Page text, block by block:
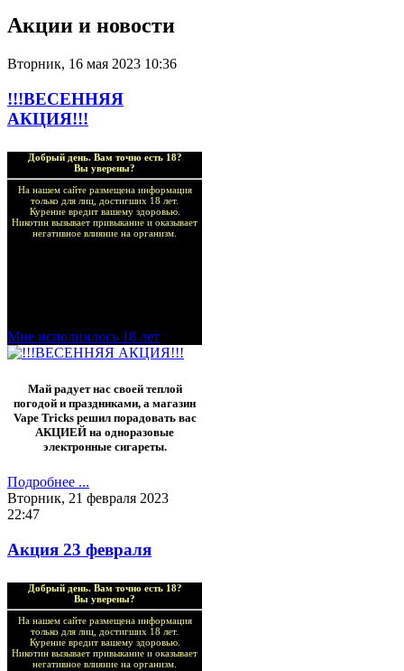
Акции и новости
Вторник, 16 мая 2023 10:36
!!!ВЕСЕННЯЯ
АКЦИЯ!!!
Добрый день. Вам точно есть 18?
Вы уверены?
На нашем сайте размещена информация
только для лиц, достигших 18 лет.
Курение вредит вашему здоровью.
Никотин вызывает привыкание и оказывает
негативное влияние на организм.
Мне исполнилось 18 лет
Май радует нас своей теплой
погодой и праздниками, а магазин
Vape Tricks решил порадовать вас
АКЦИЕЙ на одноразовые
электронные сигареты.
Подробнее ...
Вторник, 21 февраля 2023
22:47
Акция 23 февраля
Добрый день. Вам точно есть 18?
Вы уверены?
На нашем сайте размещена информация
только для лиц, достигших 18 лет.
Курение вредит вашему здоровью.
Никотин вызывает привыкание и оказывает
негативное влияние на организм.